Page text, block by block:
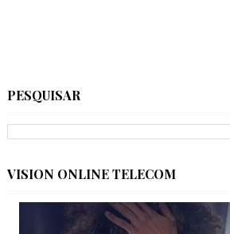
PESQUISAR
VISION ONLINE TELECOM